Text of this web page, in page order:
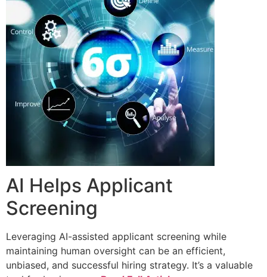
AI Helps Applicant
Screening
Leveraging AI-assisted applicant screening while
maintaining human oversight can be an efficient,
unbiased, and successful hiring strategy. It’s a valuable